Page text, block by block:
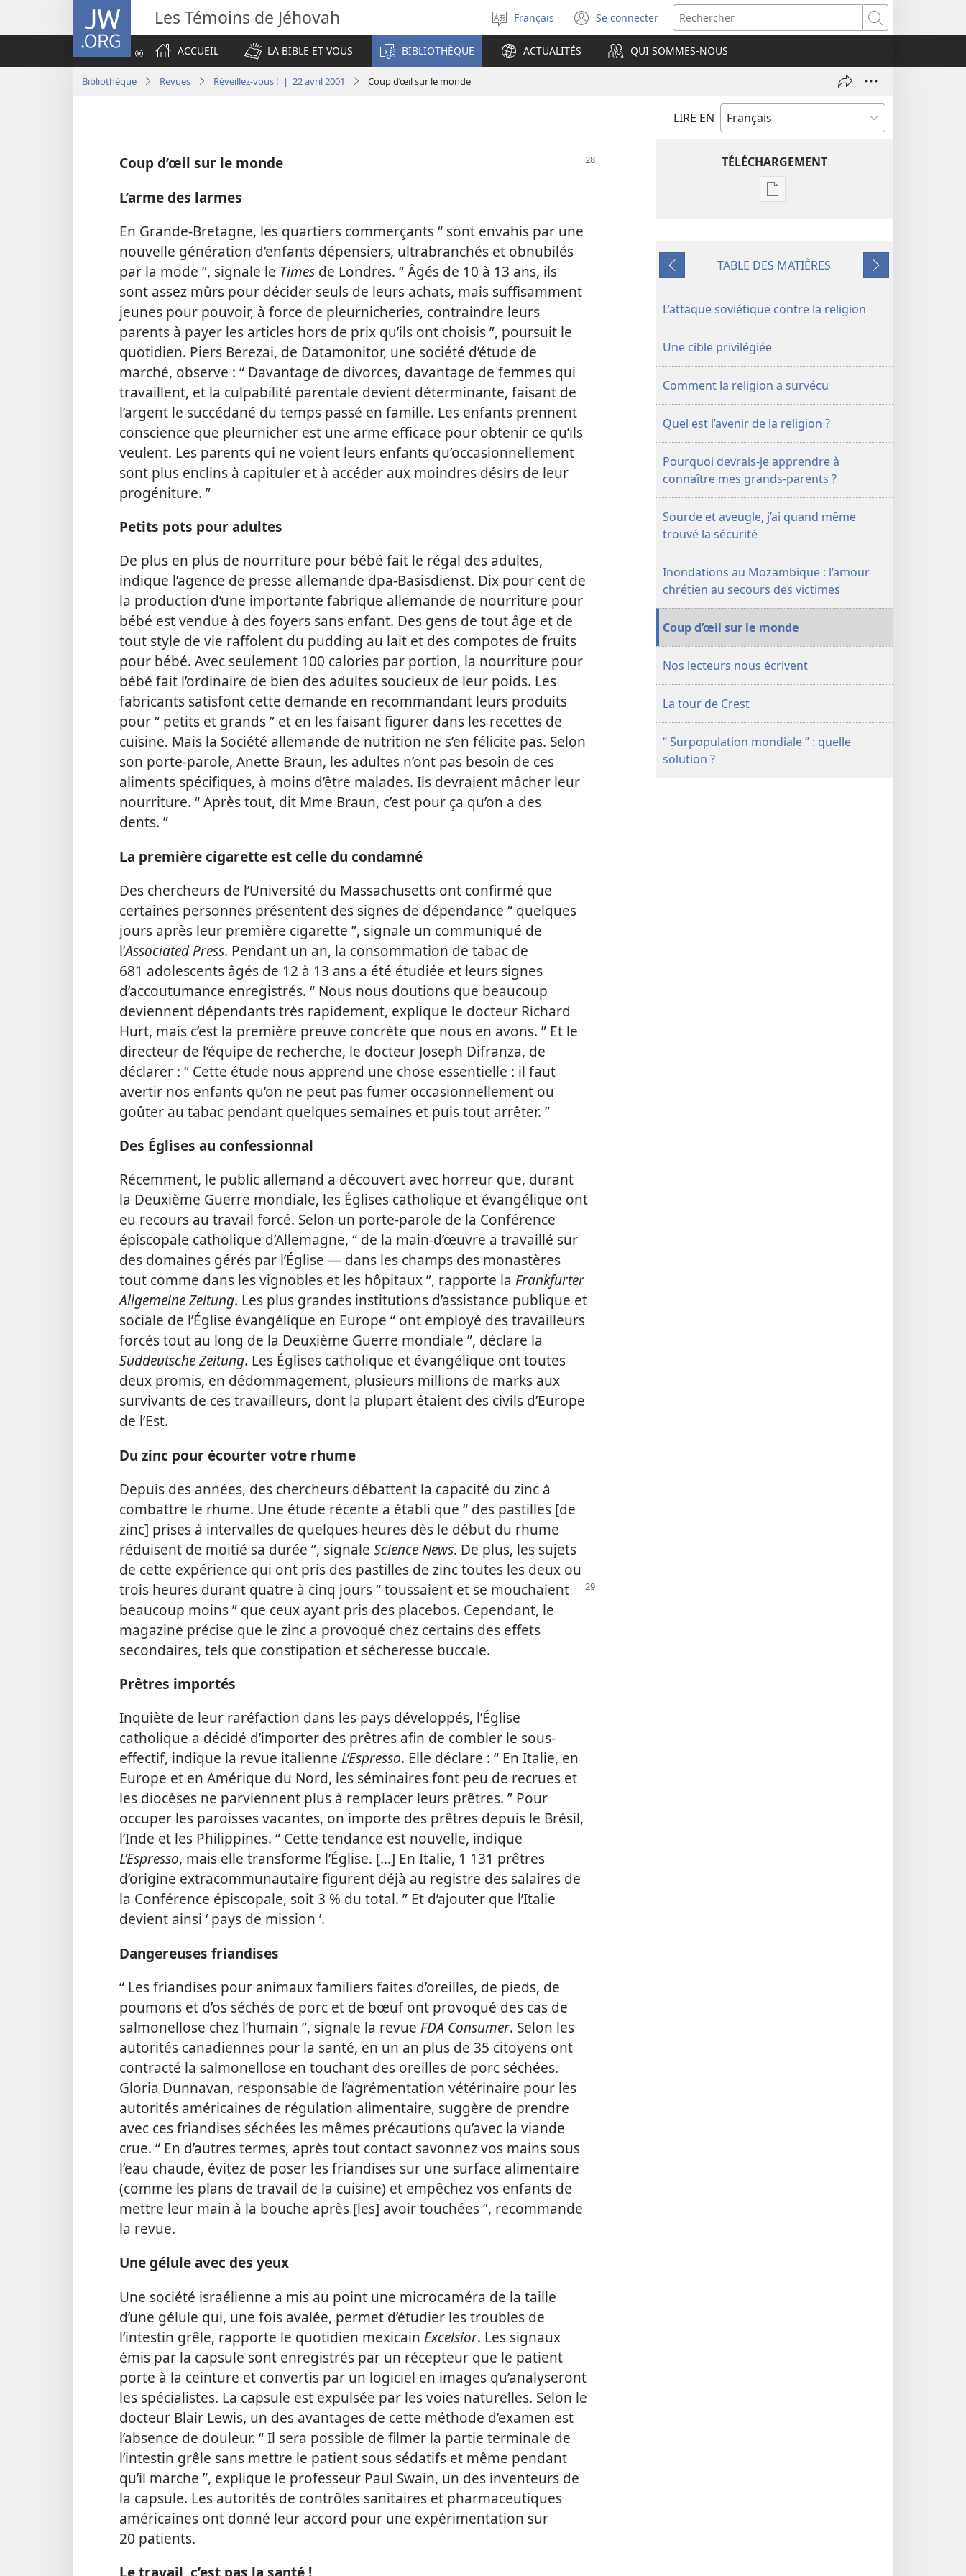
JW.ORG Les Témoins de Jéhovah
Sélectionner
la
langue
Français Se connecter
(ouvre
une
nouvelle
fenêtre)
Rechercher
ACCUEIL
LA BIBLE ET VOUS BIBLIOTHÈQUE ACTUALITÉS QUI SOMMES-NOUS
Bibliothèque Revues Réveillez-vous ! | 22 avril 2001 Coup d’œil sur le monde
LIRE EN
Coup d’œil sur le monde
L’arme des larmes
En Grande-Bretagne, les quartiers commerçants “ sont envahis par une
nouvelle génération d’enfants dépensiers, ultrabranchés et obnubilés
par la mode ”, signale le Times de Londres. “ Âgés de 10 à 13 ans, ils
sont assez mûrs pour décider seuls de leurs achats, mais suffisamment
jeunes pour pouvoir, à force de pleurnicheries, contraindre leurs
parents à payer les articles hors de prix qu’ils ont choisis ”, poursuit le
quotidien. Piers Berezai, de Datamonitor, une société d’étude de
marché, observe : “ Davantage de divorces, davantage de femmes qui
travaillent, et la culpabilité parentale devient déterminante, faisant de
l’argent le succédané du temps passé en famille. Les enfants prennent
conscience que pleurnicher est une arme efficace pour obtenir ce qu’ils
veulent. Les parents qui ne voient leurs enfants qu’occasionnellement
sont plus enclins à capituler et à accéder aux moindres désirs de leur
progéniture. ”
Petits pots pour adultes
De plus en plus de nourriture pour bébé fait le régal des adultes,
indique l’agence de presse allemande dpa-Basisdienst. Dix pour cent de
la production d’une importante fabrique allemande de nourriture pour
bébé est vendue à des foyers sans enfant. Des gens de tout âge et de
tout style de vie raffolent du pudding au lait et des compotes de fruits
pour bébé. Avec seulement 100 calories par portion, la nourriture pour
bébé fait l’ordinaire de bien des adultes soucieux de leur poids. Les
fabricants satisfont cette demande en recommandant leurs produits
pour “ petits et grands ” et en les faisant figurer dans les recettes de
cuisine. Mais la Société allemande de nutrition ne s’en félicite pas. Selon
son porte-parole, Anette Braun, les adultes n’ont pas besoin de ces
aliments spécifiques, à moins d’être malades. Ils devraient mâcher leur
nourriture. “ Après tout, dit Mme Braun, c’est pour ça qu’on a des
dents. ”
La première cigarette est celle du condamné
Des chercheurs de l’Université du Massachusetts ont confirmé que
certaines personnes présentent des signes de dépendance “ quelques
jours après leur première cigarette ”, signale un communiqué de
l’Associated Press. Pendant un an, la consommation de tabac de
681 adolescents âgés de 12 à 13 ans a été étudiée et leurs signes
d’accoutumance enregistrés. “ Nous nous doutions que beaucoup
deviennent dépendants très rapidement, explique le docteur Richard
Hurt, mais c’est la première preuve concrète que nous en avons. ” Et le
directeur de l’équipe de recherche, le docteur Joseph Difranza, de
déclarer : “ Cette étude nous apprend une chose essentielle : il faut
avertir nos enfants qu’on ne peut pas fumer occasionnellement ou
goûter au tabac pendant quelques semaines et puis tout arrêter. ”
Des Églises au confessionnal
Récemment, le public allemand a découvert avec horreur que, durant
la Deuxième Guerre mondiale, les Églises catholique et évangélique ont
eu recours au travail forcé. Selon un porte-parole de la Conférence
épiscopale catholique d’Allemagne, “ de la main-d’œuvre a travaillé sur
des domaines gérés par l’Église — dans les champs des monastères
tout comme dans les vignobles et les hôpitaux ”, rapporte la Frankfurter
Allgemeine Zeitung. Les plus grandes institutions d’assistance publique et
sociale de l’Église évangélique en Europe “ ont employé des travailleurs
forcés tout au long de la Deuxième Guerre mondiale ”, déclare la
Süddeutsche Zeitung. Les Églises catholique et évangélique ont toutes
deux promis, en dédommagement, plusieurs millions de marks aux
survivants de ces travailleurs, dont la plupart étaient des civils d’Europe
de l’Est.
Du zinc pour écourter votre rhume
Depuis des années, des chercheurs débattent la capacité du zinc à
combattre le rhume. Une étude récente a établi que “ des pastilles [de
zinc] prises à intervalles de quelques heures dès le début du rhume
réduisent de moitié sa durée ”, signale Science News. De plus, les sujets
de cette expérience qui ont pris des pastilles de zinc toutes les deux ou
trois heures durant quatre à cinq jours “ toussaient et se mouchaient
beaucoup moins ” que ceux ayant pris des placebos. Cependant, le
magazine précise que le zinc a provoqué chez certains des effets
secondaires, tels que constipation et sécheresse buccale.
Prêtres importés
Inquiète de leur raréfaction dans les pays développés, l’Église
catholique a décidé d’importer des prêtres afin de combler le sous-
effectif, indique la revue italienne L’Espresso. Elle déclare : “ En Italie, en
Europe et en Amérique du Nord, les séminaires font peu de recrues et
les diocèses ne parviennent plus à remplacer leurs prêtres. ” Pour
occuper les paroisses vacantes, on importe des prêtres depuis le Brésil,
l’Inde et les Philippines. “ Cette tendance est nouvelle, indique
L’Espresso, mais elle transforme l’Église. [...] En Italie, 1 131 prêtres
d’origine extracommunautaire figurent déjà au registre des salaires de
la Conférence épiscopale, soit 3 % du total. ” Et d’ajouter que l’Italie
devient ainsi ‘ pays de mission ’.
Dangereuses friandises
“ Les friandises pour animaux familiers faites d’oreilles, de pieds, de
poumons et d’os séchés de porc et de bœuf ont provoqué des cas de
salmonellose chez l’humain ”, signale la revue FDA Consumer. Selon les
autorités canadiennes pour la santé, en un an plus de 35 citoyens ont
contracté la salmonellose en touchant des oreilles de porc séchées.
Gloria Dunnavan, responsable de l’agrémentation vétérinaire pour les
autorités américaines de régulation alimentaire, suggère de prendre
avec ces friandises séchées les mêmes précautions qu’avec la viande
crue. “ En d’autres termes, après tout contact savonnez vos mains sous
l’eau chaude, évitez de poser les friandises sur une surface alimentaire
(comme les plans de travail de la cuisine) et empêchez vos enfants de
mettre leur main à la bouche après [les] avoir touchées ”, recommande
la revue.
Une gélule avec des yeux
Une société israélienne a mis au point une microcaméra de la taille
d’une gélule qui, une fois avalée, permet d’étudier les troubles de
l’intestin grêle, rapporte le quotidien mexicain Excelsior. Les signaux
émis par la capsule sont enregistrés par un récepteur que le patient
porte à la ceinture et convertis par un logiciel en images qu’analyseront
les spécialistes. La capsule est expulsée par les voies naturelles. Selon le
docteur Blair Lewis, un des avantages de cette méthode d’examen est
l’absence de douleur. “ Il sera possible de filmer la partie terminale de
l’intestin grêle sans mettre le patient sous sédatifs et même pendant
qu’il marche ”, explique le professeur Paul Swain, un des inventeurs de
la capsule. Les autorités de contrôles sanitaires et pharmaceutiques
américaines ont donné leur accord pour une expérimentation sur
20 patients.
Le travail, c’est pas la santé !
TÉLÉCHARGEMENT
Options
publications
REVUES
22
Précédent
TABLE DES MATIÈRES
Suivant
L’attaque soviétique contre la religion
Une cible privilégiée
Comment la religion a survécu
Quel est l’avenir de la religion ?
Pourquoi devrais-je apprendre à
connaître mes grands-parents ?
Sourde et aveugle, j’ai quand même
trouvé la sécurité
Inondations au Mozambique : l’amour
chrétien au secours des victimes
Coup d’œil sur le monde
Nos lecteurs nous écrivent
La tour de Crest
“ Surpopulation mondiale ” : quelle
solution ?